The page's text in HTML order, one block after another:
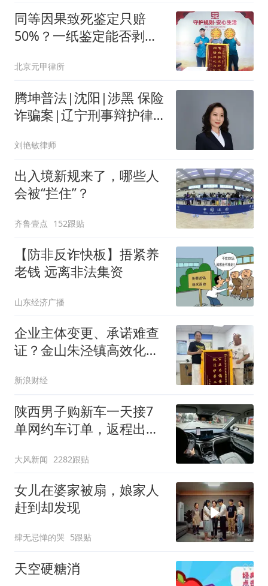
同等因果致死鉴定只赔
50%？一纸鉴定能否剥夺
北京元甲律所
腾坤普法|沈阳|涉黑 保险
诈骗案|辽宁刑事辩护律
保案
刘艳敏律师
出入境新规来了，哪些人
会被“拦住”？
齐鲁壹点 152跟贴
【防非反诈快板】捂紧养
老钱 远离非法集资
山东经济广播
企业主体变更、承诺难查
证？金山朱泾镇高效化解
新浪财经
陕西男子购新车一天接7
单网约车订单，返程出事
大风新闻 2282跟贴
女儿在婆家被扇，娘家人
赶到却发现
肆无忌惮的哭 5跟贴
天空硬糖消